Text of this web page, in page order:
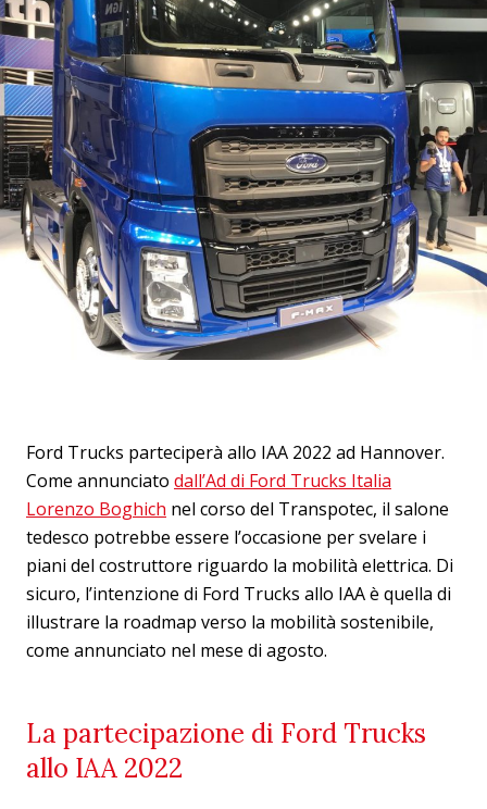
Ford Trucks parteciperà allo IAA 2022 ad Hannover.
Come annunciato dall’Ad di Ford Trucks Italia
Lorenzo Boghich nel corso del Transpotec, il salone
tedesco potrebbe essere l’occasione per svelare i
piani del costruttore riguardo la mobilità elettrica. Di
sicuro, l’intenzione di Ford Trucks allo IAA è quella di
illustrare la roadmap verso la mobilità sostenibile,
come annunciato nel mese di agosto.
La partecipazione di Ford Trucks
allo IAA 2022